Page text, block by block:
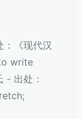
《现代汉
write
- 出处：